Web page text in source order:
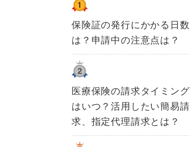
保険証の発行にかかる日数
は？申請中の注意点は？
医療保険の請求タイミング
はいつ？活用したい簡易請
求、指定代理請求とは？